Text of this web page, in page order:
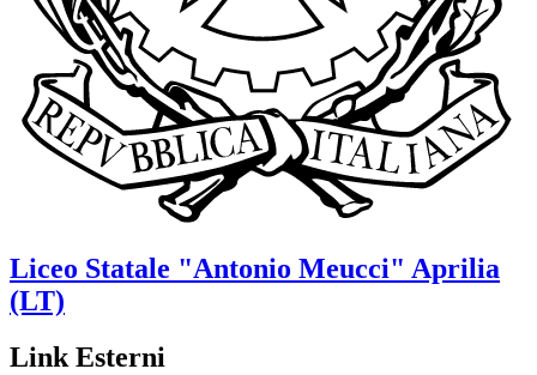
Liceo Statale "Antonio Meucci" Aprilia
(LT)
Link Esterni